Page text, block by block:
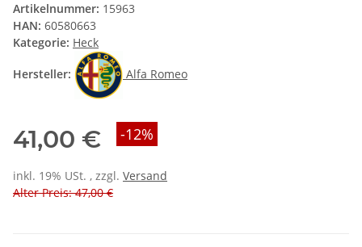
Artikelnummer: 15963
HAN: 60580663
Kategorie: Heck
Hersteller: Alfa Romeo
41,00 € -12%
inkl. 19% USt. , zzgl. Versand
Alter Preis: 47,00 €